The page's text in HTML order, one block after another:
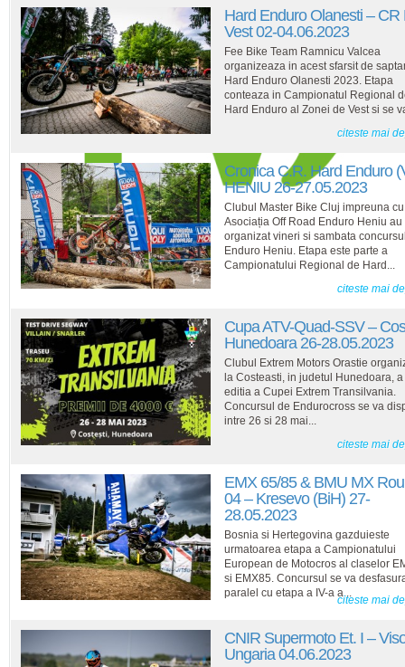
Hard Enduro Olanesti – CR
Vest 02-04.06.2023
Fee Bike Team Ramnicu Valcea
organizeaza in acest sfarsit de
Hard Enduro Olanesti 2023. Etapa
conteaza in Campionatul Regional
Hard Enduro al Zonei de Vest si se
citeste mai
Cronica C.R. Hard Enduro
HENIU 26-27.05.2023
Clubul Master Bike Cluj impreuna cu
Asociația Off Road Enduro Heniu au
organizat vineri si sambata
Enduro Heniu. Etapa este parte a
Campionatului Regional de Hard...
citeste mai
Cupa ATV-Quad-SSV –
Hunedoara 26-28.05.2023
Clubul Extrem Motors Orastie
la Costeasti, in judetul Hunedoara, a
editia a Cupei Extrem Transilvania.
Concursul de Endurocross se va
intre 26 si 28 mai...
citeste mai
EMX 65/85 & BMU MX
04 – Kresevo (BiH) 27-
28.05.2023
Bosnia si Hertegovina gazduieste
urmatoarea etapa a Campionatului
European de Motocros al claselor
si EMX85. Concursul se va
paralel cu etapa a IV-a a...
citeste mai
CNIR Supermoto Et. I –
Ungaria 04.06.2023